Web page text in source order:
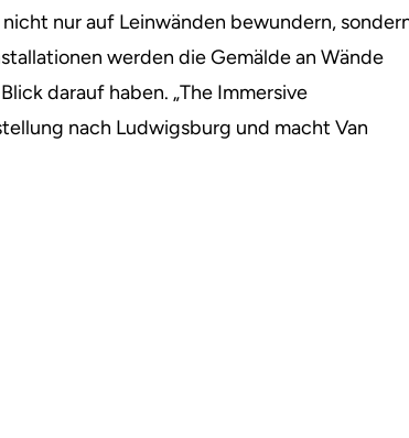
nur auf Leinwänden bewundern,
werden die Gemälde an Wände
darauf haben. „The Immersive
nach Ludwigsburg und macht Van